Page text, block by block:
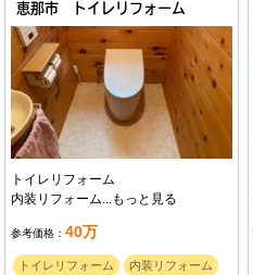
恵那市 トイレリフォーム
トイレリフォーム
内装リフォーム...もっと見る
参考価格：40万
トイレリフォーム
内装リフォーム